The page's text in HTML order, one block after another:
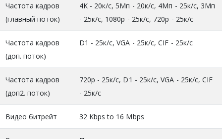
Частота кадров
(главный поток)
4K - 20к/с, 5Мп - 20к/с, 4Мп - 25к/с, 3Мп
- 25к/с, 1080р - 25к/с, 720р - 25к/с
Частота кадров
(доп. поток)
D1 - 25к/c, VGA - 25к/с, CIF - 25к/с
Частота кадров
(доп2. поток)
720р - 25к/с, D1 - 25к/c, VGA - 25к/с, CIF
- 25к/с
Видео битрейт 32 Kbps to 16 Mbps